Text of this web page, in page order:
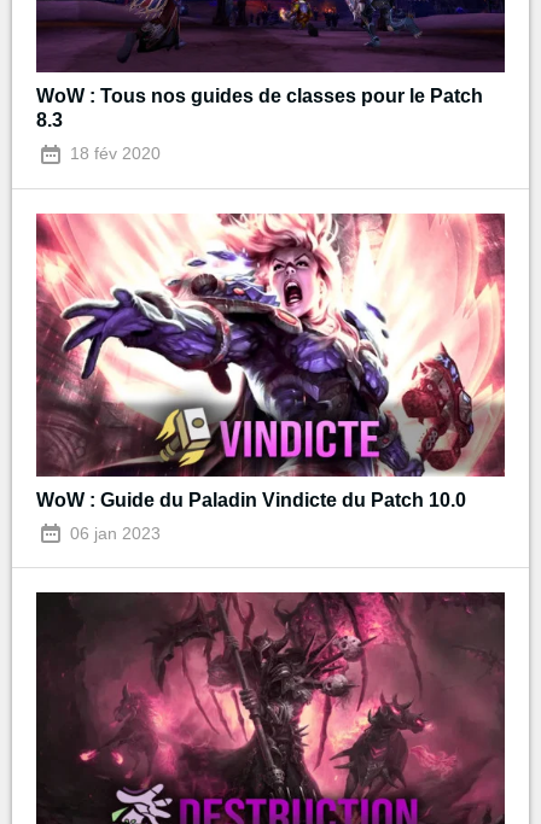
WoW : Tous nos guides de classes pour le Patch
8.3
18 fév 2020
WoW : Guide du Paladin Vindicte du Patch 10.0
06 jan 2023